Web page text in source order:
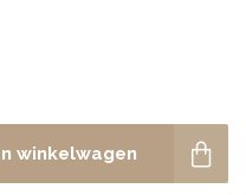
winkelwagen